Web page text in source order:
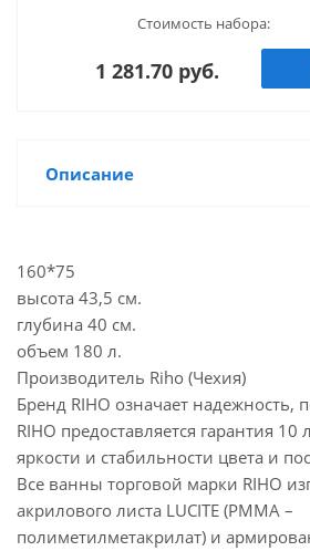
Стоимость набора:
1 281.70 руб.
Описание
160*75
высота 43,5 см.
глубина 40 см.
объем 180 л.
Производитель Riho (Чехия)
Бренд RIHO означает надежность,
RIHO предоставляется гарантия 10
яркости и стабильности цвета и
Все ванны торговой марки RIHO
акрилового листа LUCITE (PMMA –
полиметилметакрилат) и